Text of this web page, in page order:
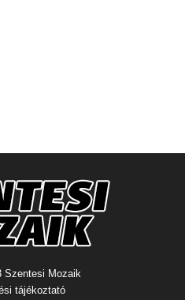
Szentesi Mozaik
tájékoztató